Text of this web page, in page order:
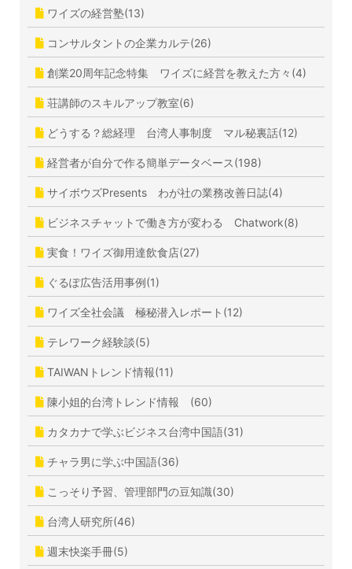
ワイズの経営塾(13)
コンサルタントの企業カルテ(26)
創業20周年記念特集 ワイズに経営を教えた方々(4)
荘講師のスキルアップ教室(6)
どうする？総経理 台湾人事制度 マル秘裏話(12)
経営者が自分で作る簡単データベース(198)
サイボウズPresents わが社の業務改善日誌(4)
ビジネスチャットで働き方が変わる Chatwork(8)
実食！ワイズ御用達飲食店(27)
ぐるぽ広告活用事例(1)
ワイズ全社会議 極秘潜入レポート(12)
テレワーク経験談(5)
TAIWANトレンド情報(11)
陳小姐的台湾トレンド情報 (60)
カタカナで学ぶビジネス台湾中国語(31)
チャラ男に学ぶ中国語(36)
こっそり予習、管理部門の豆知識(30)
台湾人研究所(46)
週末快楽手冊(5)